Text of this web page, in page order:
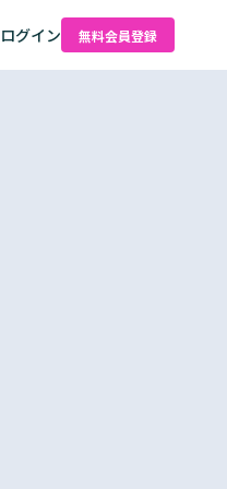
ログイン 無料会員登録